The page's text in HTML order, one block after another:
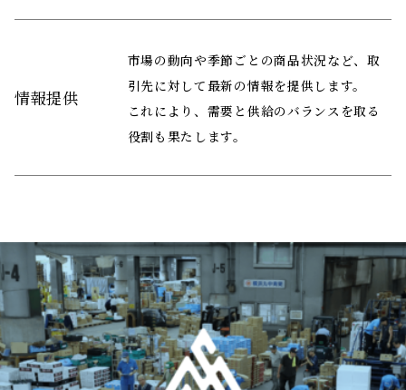
情報提供
市場の動向や季節ごとの商品状況など、取
引先に対して最新の情報を提供します。
これにより、需要と供給のバランスを取る
役割も果たします。